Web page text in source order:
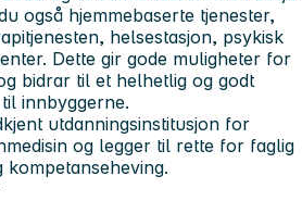
også hjemmebaserte tjenester,
helsestasjon, psykisk
Dette gir gode muligheter for
bidrar til et helhetlig og godt
innbyggerne.
utdanningsinstitusjon for
og legger til rette for faglig